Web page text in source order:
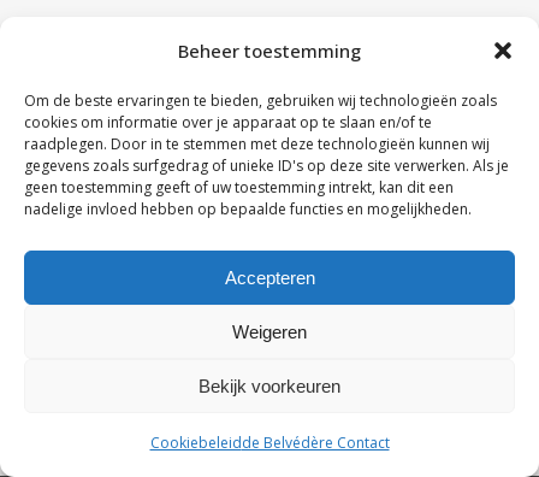
Beheer toestemming
Om de beste ervaringen te bieden, gebruiken wij technologieën zoals
cookies om informatie over je apparaat op te slaan en/of te
raadplegen. Door in te stemmen met deze technologieën kunnen wij
gegevens zoals surfgedrag of unieke ID's op deze site verwerken. Als je
geen toestemming geeft of uw toestemming intrekt, kan dit een
nadelige invloed hebben op bepaalde functies en mogelijkheden.
Accepteren
Weigeren
Bekijk voorkeuren
Cookiebeleidde Belvédère Contact